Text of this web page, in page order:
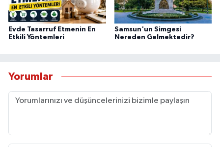
Evde Tasarruf Etmenin En
Etkili Yöntemleri
Samsun'un Simgesi
Nereden Gelmektedir?
Yorumlar